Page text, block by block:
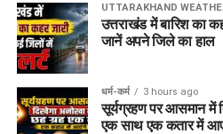
UTTARAKHAND
उत्तराखंड में बारिश का
जानें अपने जिले का हाल
धर्म-कर्म 3 hours ago
सूर्यग्रहण पर आसमान में
एक साथ एक कतार में